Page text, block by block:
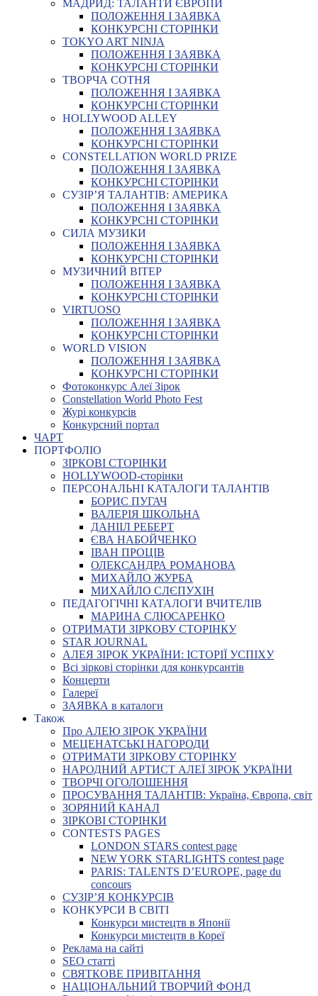
МАДРИД: ТАЛАНТИ ЄВРОПИ
ПОЛОЖЕННЯ І ЗАЯВКА
КОНКУРСНІ СТОРІНКИ
TOKYO ART NINJA
ПОЛОЖЕННЯ І ЗАЯВКА
КОНКУРСНІ СТОРІНКИ
ТВОРЧА СОТНЯ
ПОЛОЖЕННЯ І ЗАЯВКА
КОНКУРСНІ СТОРІНКИ
HOLLYWOOD ALLEY
ПОЛОЖЕННЯ І ЗАЯВКА
КОНКУРСНІ СТОРІНКИ
CONSTELLATION WORLD PRIZE
ПОЛОЖЕННЯ І ЗАЯВКА
КОНКУРСНІ СТОРІНКИ
СУЗІР’Я ТАЛАНТІВ: АМЕРИКА
ПОЛОЖЕННЯ І ЗАЯВКА
КОНКУРСНІ СТОРІНКИ
СИЛА МУЗИКИ
ПОЛОЖЕННЯ І ЗАЯВКА
КОНКУРСНІ СТОРІНКИ
МУЗИЧНИЙ ВІТЕР
ПОЛОЖЕННЯ І ЗАЯВКА
КОНКУРСНІ СТОРІНКИ
VIRTUOSO
ПОЛОЖЕННЯ І ЗАЯВКА
КОНКУРСНІ СТОРІНКИ
WORLD VISION
ПОЛОЖЕННЯ І ЗАЯВКА
КОНКУРСНІ СТОРІНКИ
Фотоконкурс Алеї Зірок
Constellation World Photo Fest
Журі конкурсів
Конкурсний портал
ЧАРТ
ПОРТФОЛІО
ЗІРКОВІ СТОРІНКИ
HOLLYWOOD-сторінки
ПЕРСОНАЛЬНІ КАТАЛОГИ ТАЛАНТІВ
БОРИС ПУГАЧ
ВАЛЕРІЯ ШКОЛЬНА
ДАНІІЛ РЕБЕРТ
ЄВА НАБОЙЧЕНКО
ІВАН ПРОЦІВ
ОЛЕКСАНДРА РОМАНОВА
МИХАЙЛО ЖУРБА
МИХАЙЛО СЛЄПУХІН
ПЕДАГОГІЧНІ КАТАЛОГИ ВЧИТЕЛІВ
МАРИНА СЛЮСАРЕНКО
ОТРИМАТИ ЗІРКОВУ СТОРІНКУ
STAR JOURNAL
АЛЕЯ ЗІРОК УКРАЇНИ: ІСТОРІЇ УСПІХУ
Всі зіркові сторінки для конкурсантів
Концерти
Галереї
ЗАЯВКА в каталоги
Також
Про АЛЕЮ ЗІРОК УКРАЇНИ
МЕЦЕНАТСЬКІ НАГОРОДИ
ОТРИМАТИ ЗІРКОВУ СТОРІНКУ
НАРОДНИЙ АРТИСТ АЛЕЇ ЗІРОК УКРАЇНИ
ТВОРЧІ ОГОЛОШЕННЯ
ПРОСУВАННЯ ТАЛАНТІВ: Україна, Європа, світ
ЗОРЯНИЙ КАНАЛ
ЗІРКОВІ СТОРІНКИ
CONTESTS PAGES
LONDON STARS contest page
NEW YORK STARLIGHTS contest page
PARIS: TALENTS D’EUROPE, page du
concours
СУЗІР’Я КОНКУРСІВ
КОНКУРСИ В СВІТІ
Конкурси мистецтв в Японії
Конкурси мистецтв в Кореї
Реклама на сайті
SEO статті
СВЯТКОВЕ ПРИВІТАННЯ
НАЦІОНАЛЬНИЙ ТВОРЧИЙ ФОНД